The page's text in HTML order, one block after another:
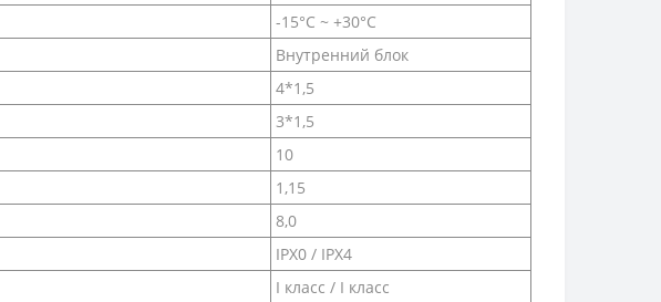
-15°С ~ +30°С
Внутренний блок
4*1,5
3*1,5
10
1,15
8,0
IPX0 / IPX4
I класс / I класс